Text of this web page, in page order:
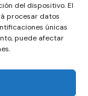
del dispositivo. El
procesar datos
únicas
puede afectar
registradas
oficiales,